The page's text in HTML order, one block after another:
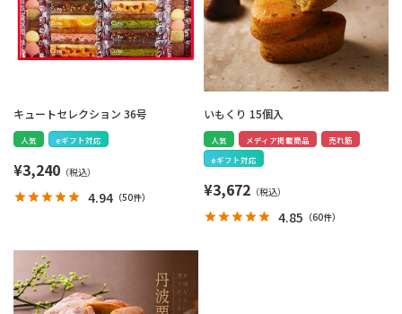
キュートセレクション 36号
人気 eギフト対応
¥3,240
4.94 （50件）
いもくり 15個入
人気 メディア掲載商品
売れ筋
eギフト対応
¥3,672
4.85 （60件）